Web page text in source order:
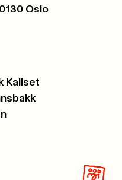
Oslo
Kallset